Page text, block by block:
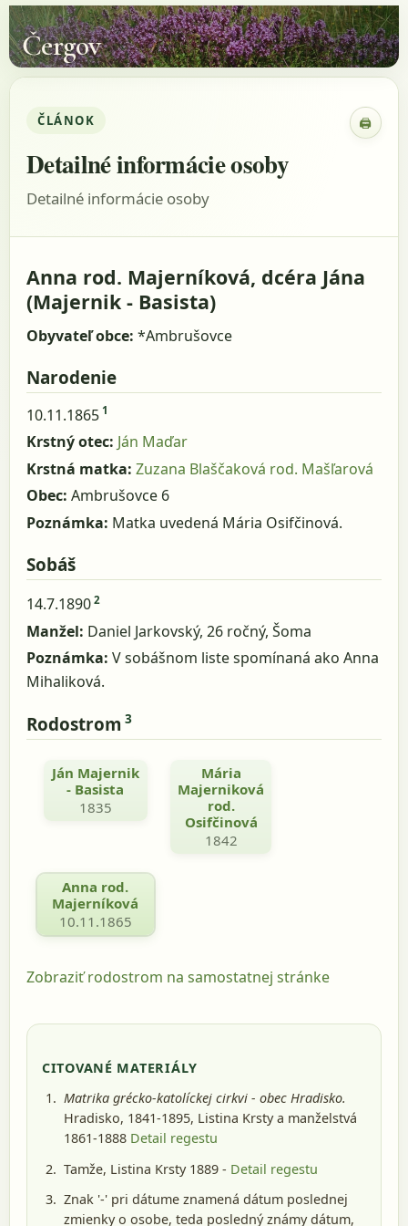
Čergov
ČLÁNOK 🖨
Detailné informácie osoby
Detailné informácie osoby
Anna rod. Majerníková, dcéra Jána
(Majernik - Basista)
Obyvateľ obce: *Ambrušovce
Narodenie
10.11.1865 1
Krstný otec: Ján Maďar
Krstná matka: Zuzana Blaščaková rod. Mašľarová
Obec: Ambrušovce 6
Poznámka: Matka uvedená Mária Osifčinová.
Sobáš
14.7.1890 2
Manžel: Daniel Jarkovský, 26 ročný, Šoma
Poznámka: V sobášnom liste spomínaná ako Anna
Mihaliková.
Rodostrom 3
Ján Majernik
- Basista
1835
Mária
Majerniková
rod.
Osifčinová
1842
Anna rod.
Majerníková
10.11.1865
Zobraziť rodostrom na samostatnej stránke
CITOVANÉ MATERIÁLY
Matrika grécko-katolíckej cirkvi - obec Hradisko.
Hradisko, 1841-1895, Listina Krsty a manželstvá
1861-1888 Detail regestu
Tamže, Listina Krsty 1889 - Detail regestu
Znak '-' pri dátume znamená dátum poslednej
zmienky o osobe, teda posledný známy dátum,